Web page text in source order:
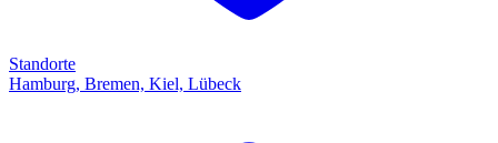
Standorte
Hamburg, Bremen, Kiel, Lübeck